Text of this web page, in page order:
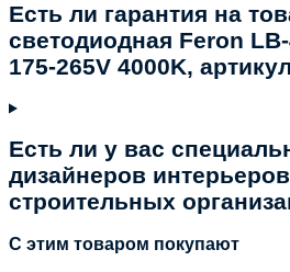
Есть ли гарантия на
светодиодная Feron
175-265V 4000K,
Есть ли у вас
дизайнеров
строительных
C этим товаром покупают